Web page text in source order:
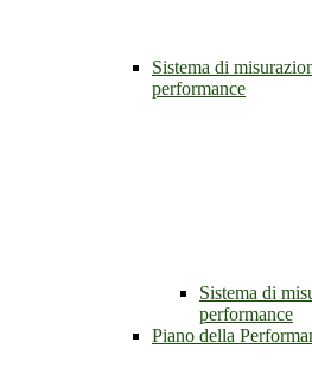
Sistema di
performance
Sistema di
performance
Piano della